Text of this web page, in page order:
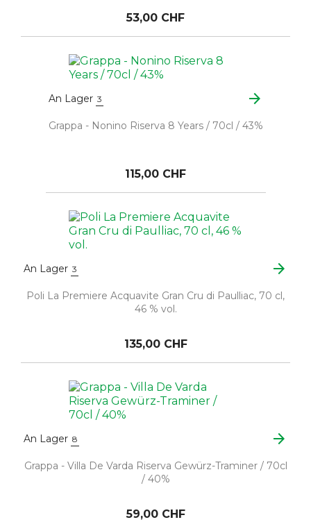
53,00 CHF
An Lager 3 arrow_forward
Grappa - Nonino Riserva 8 Years / 70cl / 43%
115,00 CHF
An Lager 3 arrow_forward
Poli La Premiere Acquavite Gran Cru di Paulliac, 70 cl,
46 % vol.
135,00 CHF
An Lager 8 arrow_forward
Grappa - Villa De Varda Riserva Gewürz-Traminer / 70cl
/ 40%
59,00 CHF